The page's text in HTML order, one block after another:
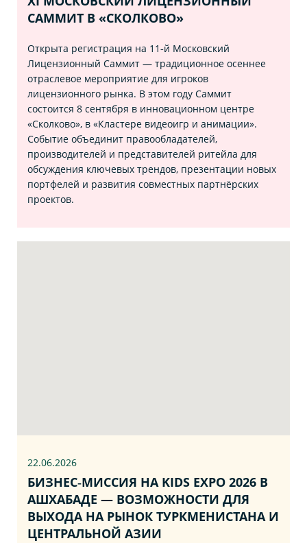
САММИТ В «СКОЛКОВО»
Открыта регистрация на 11‑й Московский
Лицензионный Саммит — традиционное осеннее
отраслевое мероприятие для игроков
лицензионного рынка. В этом году Саммит
состоится 8 сентября в инновационном центре
«Сколково», в «Кластере видеоигр и анимации».
Событие объединит правообладателей,
производителей и представителей ритейла для
обсуждения ключевых трендов, презентации новых
портфелей и развития совместных партнёрских
проектов.
22.06.2026
БИЗНЕС‑МИССИЯ НА KIDS EXPO 2026 В
АШХАБАДЕ — ВОЗМОЖНОСТИ ДЛЯ
ВЫХОДА НА РЫНОК ТУРКМЕНИСТАНА И
ЦЕНТРАЛЬНОЙ АЗИИ